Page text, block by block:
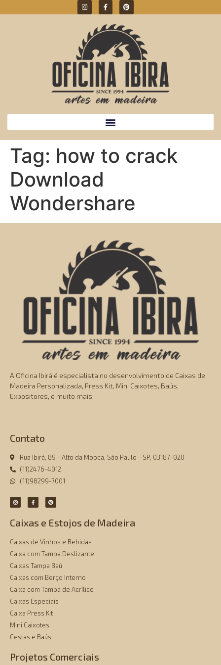
Tag: how to crack
Download
Wondershare
A Oficina Ibirá é especialista no desenvolvimento de Caixas de
Madeira Personalizada, Press Kit, Mini Caixotes, Baús,
Expositores, e muito mais.
Contato
Rua Ibirá, 89 - Alto da Mooca, São Paulo - SP, 03187-020
(11)2476-4012
(11)98299-7001
Caixas e Estojos de Madeira
Caixas de Vinhos e Bebidas
Caixa com Tampa Deslizante
Caixas Tampa Baú
Caixas com Berço Interno
Caixa com Tampa de Acrílico
Caixas Especiais
Caixa Press Kit
Mini Caixotes
Cestas e Baús
Projetos Comerciais